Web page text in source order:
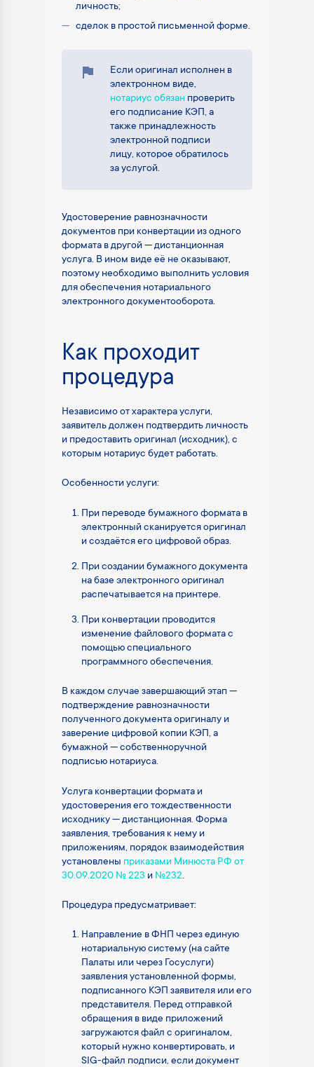
личность;
сделок в простой письменной форме.
Если оригинал исполнен в
электронном виде,
нотариус обязан проверить
его подписание КЭП, а
также принадлежность
электронной подписи
лицу, которое обратилось
за услугой.
Удостоверение равнозначности
документов при конвертации из одного
формата в другой — дистанционная
услуга. В ином виде её не оказывают,
поэтому необходимо выполнить условия
для обеспечения нотариального
электронного документооборота.
Как проходит
процедура
Независимо от характера услуги,
заявитель должен подтвердить личность
и предоставить оригинал (исходник), с
которым нотариус будет работать.
Особенности услуги:
При переводе бумажного формата в
электронный сканируется оригинал
и создаётся его цифровой образ.
При создании бумажного документа
на базе электронного оригинал
распечатывается на принтере.
При конвертации проводится
изменение файлового формата с
помощью специального
программного обеспечения.
В каждом случае завершающий этап —
подтверждение равнозначности
полученного документа оригиналу и
заверение цифровой копии КЭП, а
бумажной — собственноручной
подписью нотариуса.
Услуга конвертации формата и
удостоверения его тождественности
исходнику — дистанционная. Форма
заявления, требования к нему и
приложениям, порядок взаимодействия
установлены приказами Минюста РФ от
30.09.2020 № 223 и №232.
Процедура предусматривает:
Направление в ФНП через единую
нотариальную систему (на сайте
Палаты или через Госуслуги)
заявления установленной формы,
подписанного КЭП заявителя или его
представителя. Перед отправкой
обращения в виде приложений
загружаются файл с оригиналом,
который нужно конвертировать, и
SIG-файл подписи, если документ